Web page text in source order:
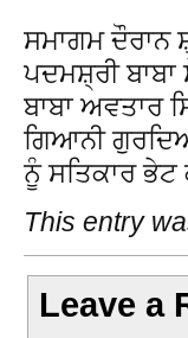
ਸਮਾਗਮ ਦੌਰਾਨ
ਪਦਮਸ਼੍ਰੀ ਬਾਬਾ
ਬਾਬਾ ਅਵਤਾਰ
ਗਿਆਨੀ
ਨੂੰ ਸਤਿਕਾਰ ਭੇਟ
This entry
Leave a